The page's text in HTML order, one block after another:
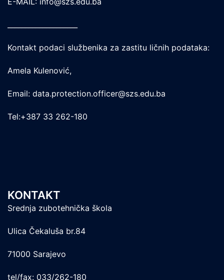
Kontakt podaci službenika za zastitu ličnih podataka:
Amela Kulenović,
Email: data.protection.officer@szs.edu.ba
Tel:+387 33 262-180
KONTAKT
Srednja zubotehnička škola
Ulica Čekaluša br.84
71000 Sarajevo
tel/fax: 033/262-180